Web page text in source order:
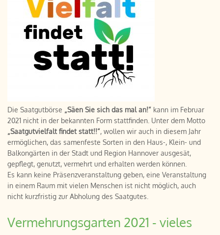
Die Saatgutbörse „Säen Sie sich das mal an!“ kann im Februar
2021 nicht in der bekannten Form stattfinden. Unter dem Motto
„Saatgutvielfalt findet statt!!“, wollen wir auch in diesem Jahr
ermöglichen, das samenfeste Sorten in den Haus-, Klein- und
Balkongärten in der Stadt und Region Hannover ausgesät,
gepflegt, genutzt, vermehrt und erhalten werden können.
Es kann keine Präsenzveranstaltung geben, eine Veranstaltung
in einem Raum mit vielen Menschen ist nicht möglich, auch
nicht kurzfristig zur Abholung des Saatgutes.
Vermehrungsgarten 2021 - vieles